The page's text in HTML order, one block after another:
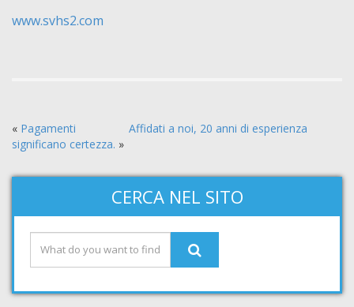
www.svhs2.com
« Pagamenti
Affidati a noi, 20 anni di esperienza
significano certezza. »
CERCA NEL SITO